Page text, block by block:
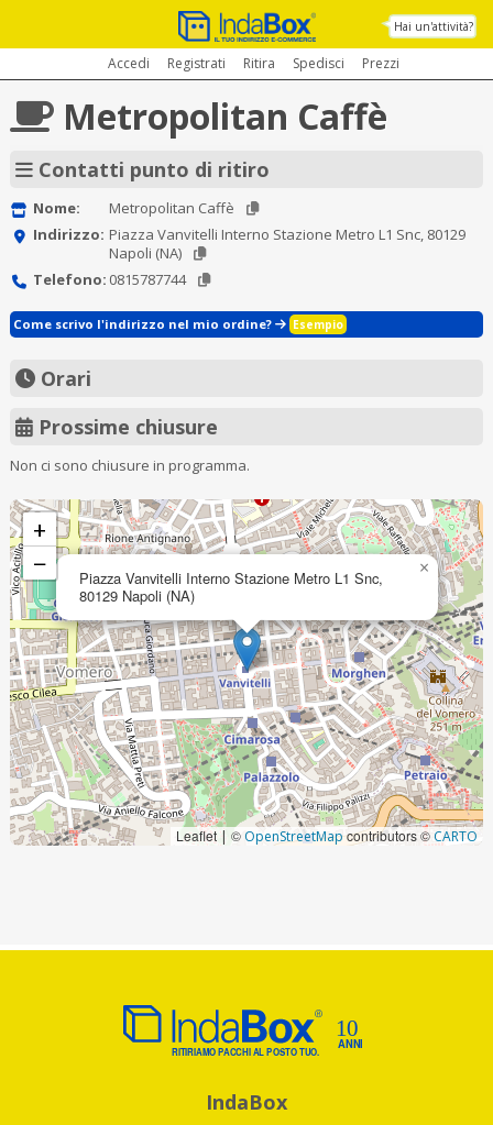
Hai un'attività?
Accedi Registrati Ritira Spedisci Prezzi
Metropolitan Caffè
Contatti punto di ritiro
Nome:
Metropolitan Caffè
Indirizzo: Piazza Vanvitelli Interno Stazione Metro L1 Snc, 80129
Napoli (NA)
Telefono: 0815787744
Come scrivo l'indirizzo nel mio ordine? Esempio
Orari
Prossime chiusure
Non ci sono chiusure in programma.
Piazza Vanvitelli Interno Stazione Metro L1 Snc,
80129 Napoli (NA)
×
+
−
Leaflet | ©OpenStreetMapcontributors ©CARTO
IndaBox